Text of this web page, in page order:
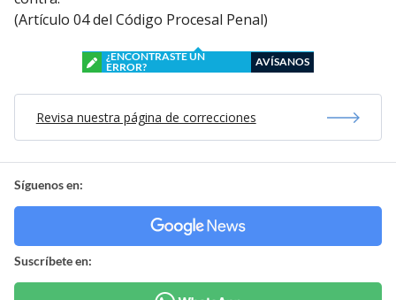
(Artículo 04 del Código Procesal Penal)
¿ENCONTRASTE UN
ERROR?
AVÍSANOS
Revisa nuestra página de correcciones
Síguenos en:
Suscríbete en: